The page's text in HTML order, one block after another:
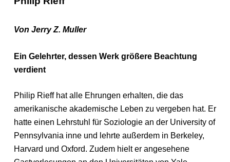
Von Jerry Z. Muller
Ein Gelehrter, dessen Werk größere Beachtung
verdient
Philip Rieff hat alle Ehrungen erhalten, die das
amerikanische akademische Leben zu vergeben hat. Er
hatte einen Lehrstuhl für Soziologie an der University of
Pennsylvania inne und lehrte außerdem in Berkeley,
Harvard und Oxford. Zudem hielt er angesehene